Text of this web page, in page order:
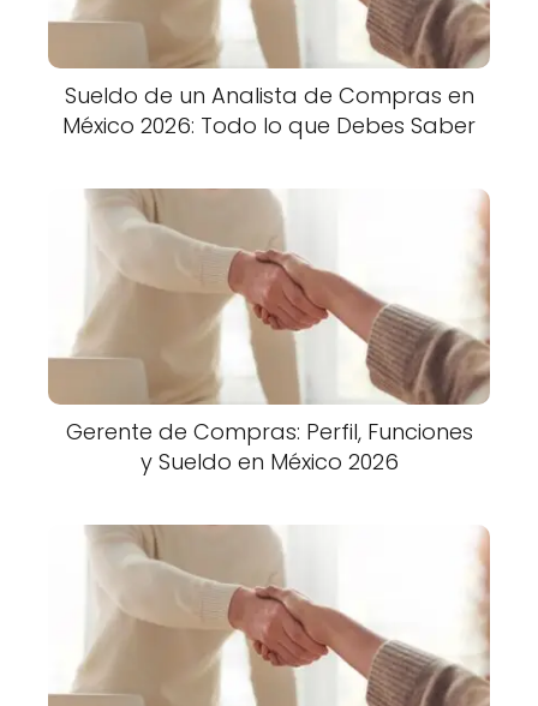
Sueldo de un Analista de Compras en
México 2026: Todo lo que Debes Saber
Gerente de Compras: Perfil, Funciones
y Sueldo en México 2026